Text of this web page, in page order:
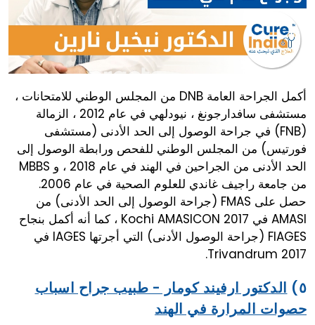
أكمل الجراحة العامة DNB من المجلس الوطني للامتحانات ،
مستشفى سافدارجونغ ، نيودلهي في عام 2012 ، الزمالة
(FNB) في جراحة الوصول إلى الحد الأدنى (مستشفى
فورتيس) من المجلس الوطني للفحص ورابطة الوصول إلى
الحد الأدنى من الجراحين في الهند في عام 2018 ، و MBBS
من جامعة راجيف غاندي للعلوم الصحية في عام 2006.
حصل على FMAS (جراحة الوصول إلى الحد الأدنى) من
AMASI في Kochi AMASICON 2017 ، كما أنه أكمل بنجاح
FIAGES (جراحة الوصول الأدنى) التي أجرتها IAGES في
Trivandrum 2017.
٥)
الدكتور ارفيند كومار - طبيب جراح اسباب
حصوات المرارة في الهند